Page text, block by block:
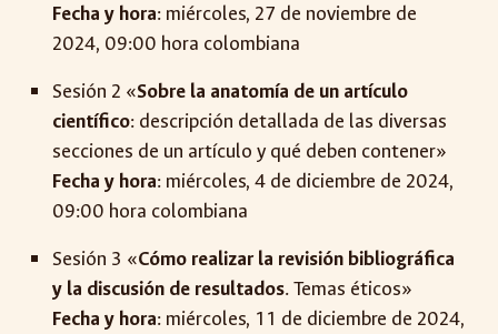
Fecha y hora: miércoles, 27 de noviembre de
2024, 09:00 hora colombiana
Sesión 2 «Sobre la anatomía de un artículo
científico: descripción detallada de las diversas
secciones de un artículo y qué deben contener»
Fecha y hora: miércoles,4 de diciembre de 2024,
09:00 hora colombiana
Sesión 3 «Cómo realizar la revisión bibliográfica
y la discusión de resultados. Temas éticos»
Fecha y hora: miércoles, 11 de diciembre de 2024,